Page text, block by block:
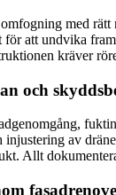
med
att undvika
kräver
och
injustering av
Allt